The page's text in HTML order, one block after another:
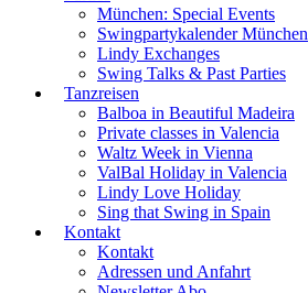
München: Special Events
Swingpartykalender München
Lindy Exchanges
Swing Talks & Past Parties
Tanzreisen
Balboa in Beautiful Madeira
Private classes in Valencia
Waltz Week in Vienna
ValBal Holiday in Valencia
Lindy Love Holiday
Sing that Swing in Spain
Kontakt
Kontakt
Adressen und Anfahrt